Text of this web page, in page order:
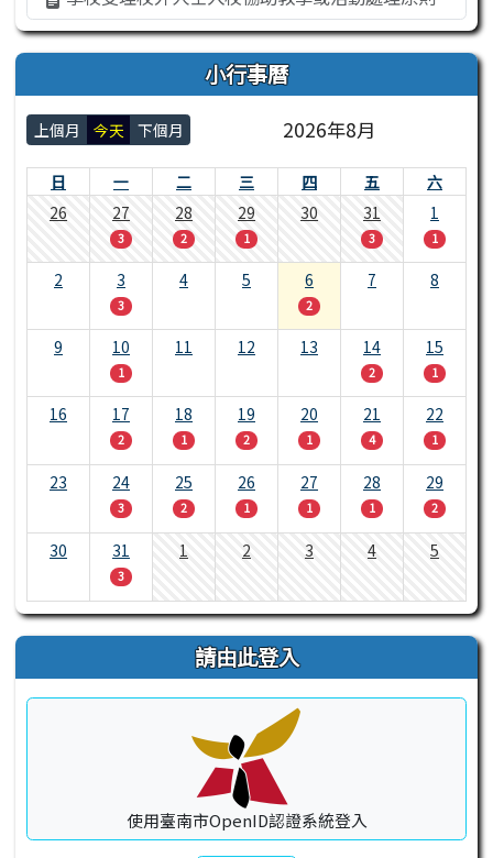
小行事曆
上個月 今天 下個月 2026年8月
日 一 二 三 四 五
六
26
27
3
28
2
29
1
30 31
3
1
1
2 3
3
4 5 6
2
7 8
9 10
1
11 12 13 14
2
15
1
16 17
2
18
1
19
2
20
1
21
4
22
1
23 24
3
25
2
26
1
27
1
28
1
29
2
30 31
3
1 2 3 4 5
請由此登入
使用臺南市OpenID認證系統登入